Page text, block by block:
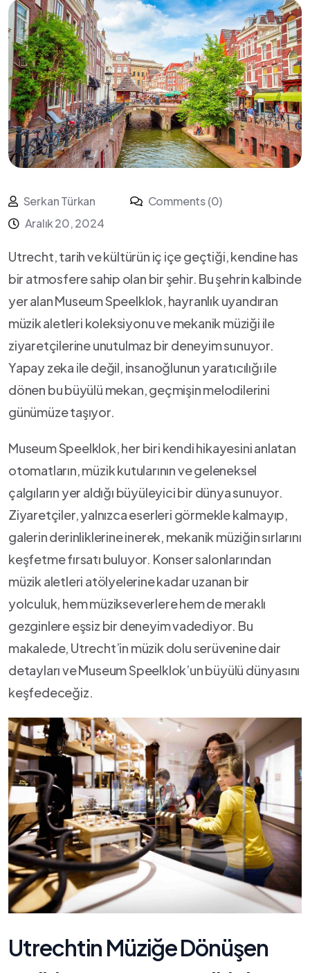
Serkan Türkan
Comments (0)
Aralık 20, 2024
Utrecht, tarih ve kültürün iç ⁣içe geçtiği, kendine has
⁢bir atmosfere ‍sahip⁣ olan bir ⁢şehir. Bu⁤ şehrin kalbinde
yer alan Museum Speelklok, hayranlık uyandıran
⁤müzik⁤ aletleri koleksiyonu ve mekanik müziği‌ ile
ziyaretçilerine unutulmaz bir​ deneyim sunuyor.
Yapay zeka ile değil, insanoğlunun yaratıcılığı ile​
dönen‌ bu⁤ büyülü‍ mekan, geçmişin ⁣melodilerini
günümüze taşıyor.
Museum Speelklok, her biri kendi hikayesini ​anlatan‌
otomatların, müzik kutularının ve geleneksel
çalgıların yer aldığı büyüleyici bir dünya sunuyor. ​
Ziyaretçiler, yalnızca eserleri görmekle ‍kalmayıp,
galerin derinliklerine inerek,⁤ mekanik müziğin ‍sırlarını
keşfetme fırsatı‌ buluyor. ​Konser salonlarından ​
müzik aletleri atölyelerine kadar uzanan bir
yolculuk, hem müzikseverlere hem de⁤ meraklı
gezginlere eşsiz bir deneyim ⁣vadediyor. ‌Bu
makalede,​ Utrecht’in müzik dolu serüvenine dair
detayları ve Museum Speelklok’un büyülü‌ dünyasını
keşfedeceğiz.
Utrechtin‌ Müziğe ⁢Dönüşen